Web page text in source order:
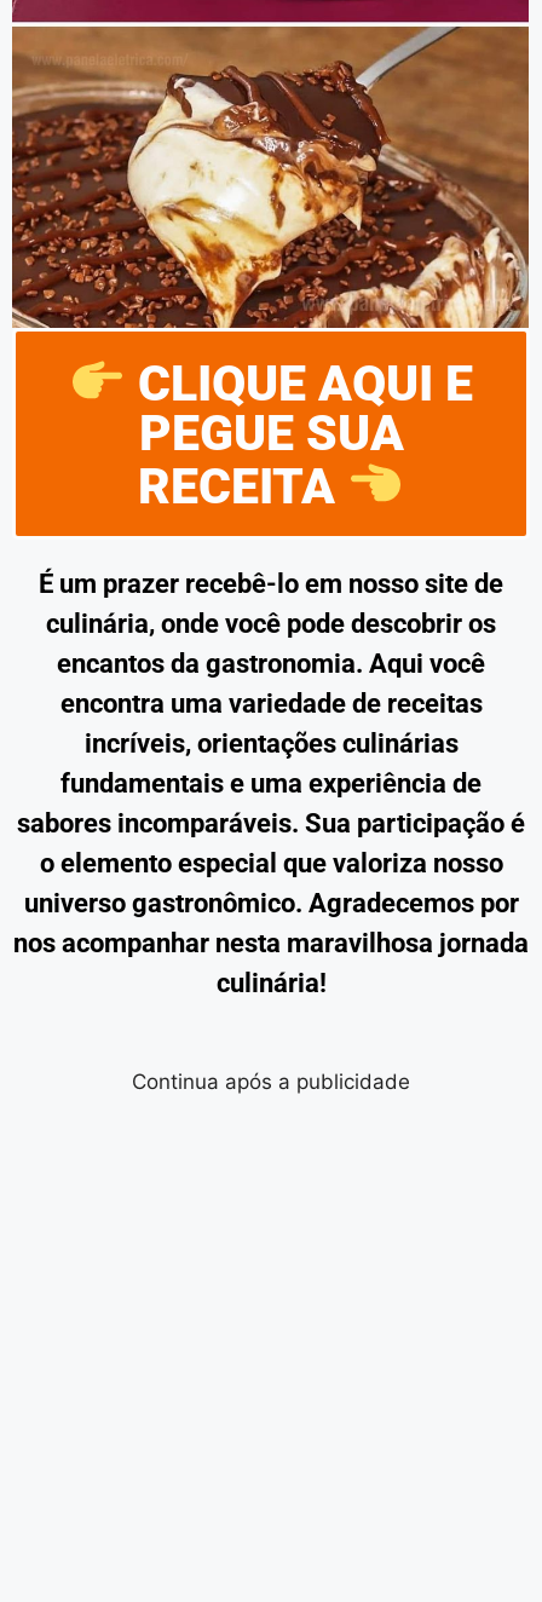
CLIQUE AQUI E
PEGUE SUA
RECEITA
É um prazer recebê-lo em nosso site de
culinária, onde você pode descobrir os
encantos da gastronomia. Aqui você
encontra uma variedade de receitas
incríveis, orientações culinárias
fundamentais e uma experiência de
sabores incomparáveis. Sua participação é
o elemento especial que valoriza nosso
universo gastronômico. Agradecemos por
nos acompanhar nesta maravilhosa jornada
culinária!
Continua após a publicidade